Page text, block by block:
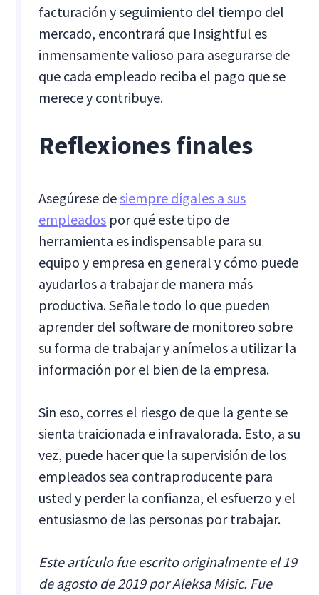
facturación y seguimiento del tiempo del
mercado, encontrará que Insightful es
inmensamente valioso para asegurarse de
que cada empleado reciba el pago que se
merece y contribuye.
Reflexiones finales
Asegúrese desiempre dígales a sus
empleados por qué este tipo de
herramienta es indispensable para su
equipo y empresa en general y cómo puede
ayudarlos a trabajar de manera más
productiva. Señale todo lo que pueden
aprender del software de monitoreo sobre
su forma de trabajar y anímelos a utilizar la
información por el bien de la empresa.
Sin eso, corres el riesgo de que la gente se
sienta traicionada e infravalorada. Esto, a su
vez, puede hacer que la supervisión de los
empleados sea contraproducente para
usted y perder la confianza, el esfuerzo y el
entusiasmo de las personas por trabajar.
Este artículo fue escrito originalmente el 19
de agosto de 2019 por Aleksa Misic. Fue